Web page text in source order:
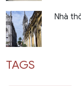
Nhà
TAGS